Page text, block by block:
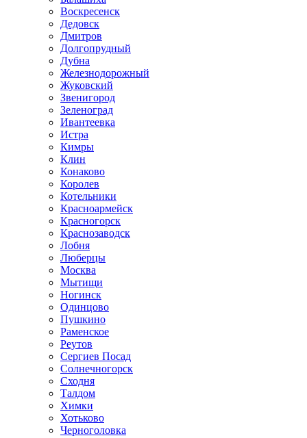
Воскресенск
Дедовск
Дмитров
Долгопрудный
Дубна
Железнодорожный
Жуковский
Звенигород
Зеленоград
Ивантеевка
Истра
Кимры
Клин
Конаково
Королев
Котельники
Красноармейск
Красногорск
Краснозаводск
Лобня
Люберцы
Москва
Мытищи
Ногинск
Одинцово
Пушкино
Раменское
Реутов
Сергиев Посад
Солнечногорск
Сходня
Талдом
Химки
Хотьково
Черноголовка